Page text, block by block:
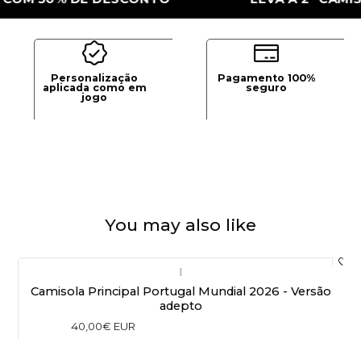
Personalização
aplicada como em
jogo
Pagamento 100%
seguro
You may also like
|
Camisola Principal Portugal Mundial 2026 - Versão
adepto
40,00€ EUR